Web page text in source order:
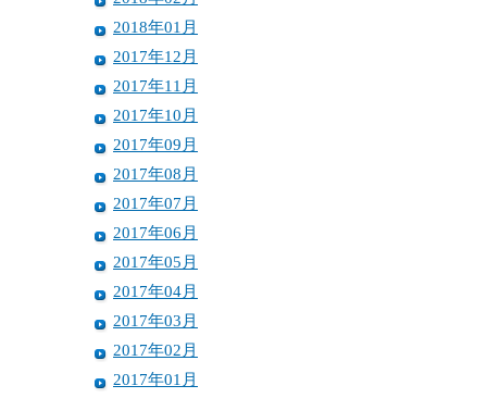
2018年01月
2017年12月
2017年11月
2017年10月
2017年09月
2017年08月
2017年07月
2017年06月
2017年05月
2017年04月
2017年03月
2017年02月
2017年01月